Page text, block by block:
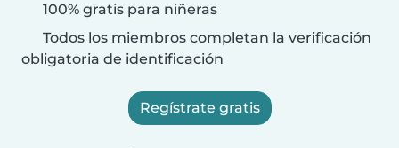
100% gratis para niñeras
Todos los miembros completan la verificación
obligatoria de identificación
Regístrate gratis